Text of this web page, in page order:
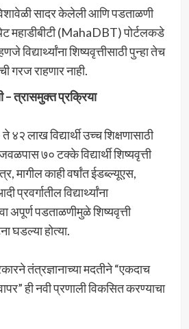
सादर केलेली आणि पडताळणी
महाडीबीटी (MahaDBT) पोर्टलकडे
विद्यार्थ्यांना शिष्यवृत्तीसाठी पुन्हा तेच
गरज राहणार नाही.
– त्रासमुक्त प्रक्रिया
४२ लाख विद्यार्थी उच्च शिक्षणासाठी
७० टक्के विद्यार्थी शिष्यवृत्ती
मागील काही वर्षांत ईडब्ल्यूएस,
प्रवर्गातील विद्यार्थ्यांना
अपूर्ण पडताळणीमुळे शिष्यवृत्ती
घडल्या होत्या.
तंत्रज्ञानाच्या मदतीने “एकदाच
ही नवी प्रणाली विकसित करण्याचा